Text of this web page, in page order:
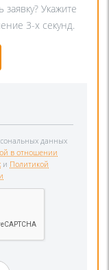
Укажите
3-х секунд.
данных
в отношении
и Политикой